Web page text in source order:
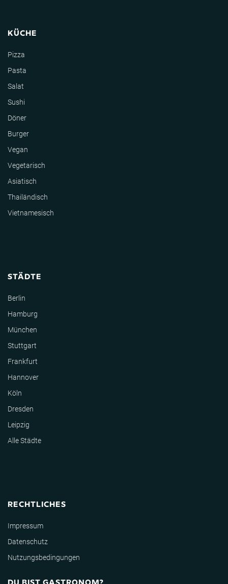
KÜCHE
Pizza
Pasta
Salat
Sushi
Döner
Burger
Vegan
Vegetarisch
Asiatisch
Thailändisch
Vietnamesisch
STÄDTE
Berlin
Hamburg
München
Stuttgart
Frankfurt
Hannover
Köln
Dresden
Leipzig
Alle Städte
RECHTLICHES
Impressum
Datenschutz
Nutzungsbedingungen
DU BIST GASTRONOM?